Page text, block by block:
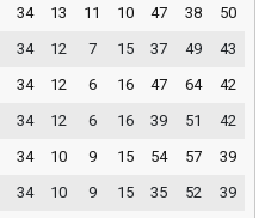
34 13 11 10 47 38
50
34 12 7 15 37 49
43
34 12 6 16 47 64
42
34 12 6 16 39 51
42
34 10 9 15 54 57
39
34 10 9 15 35 52
39